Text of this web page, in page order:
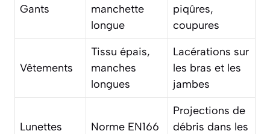
Gants
manchette
longue
piqûres,
coupures
Vêtements
Tissu épais,
manches
longues
Lacérations sur
les bras et les
jambes
Lunettes Norme EN166
Projections de
débris dans les